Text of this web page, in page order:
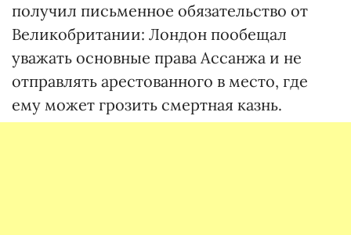
получил письменное обязательство от
Великобритании: Лондон пообещал
уважать основные права Ассанжа и не
отправлять арестованного в место, где
ему может грозить смертная казнь.